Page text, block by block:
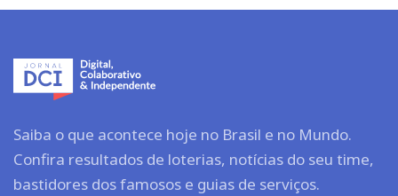
Saiba o que acontece hoje no Brasil e no Mundo.
Confira resultados de loterias, notícias do seu time,
bastidores dos famosos e guias de serviços.